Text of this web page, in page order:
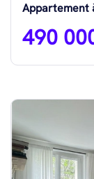
Appartement
490